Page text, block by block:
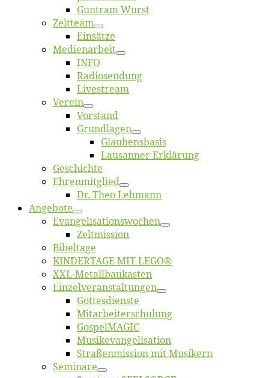
Gun­tram Wurst
Zelt­team
Ein­sät­ze
Me­di­en­ar­beit
INFO
Ra­dio­sen­dung
Live­stream
Ver­ein
Vor­stand
Grund­la­gen
Glaubens­ba­sis
Lausan­ner Erklärung
Ge­schich­te
Eh­ren­mit­glied
Dr. Theo Lehmann
An­ge­bo­te
Evangelisa­tions­wo­chen
Zelt­mis­si­on
Bi­bel­ta­ge
KINDERTAGE MIT LEGO®
XXL-Me­­tal­l­­bau­­kas­­ten
Einzelver­an­stal­tungen
Got­tes­diens­te
Mitarbeiter­schulung
Gos­pel­MA­GIC
Musikevan­ge­li­sa­tion
Straßenmis­sion mit Musikern
Se­mi­na­re